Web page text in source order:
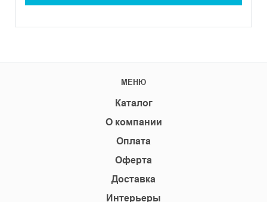
МЕНЮ
Каталог
О компании
Оплата
Оферта
Доставка
Интерьеры